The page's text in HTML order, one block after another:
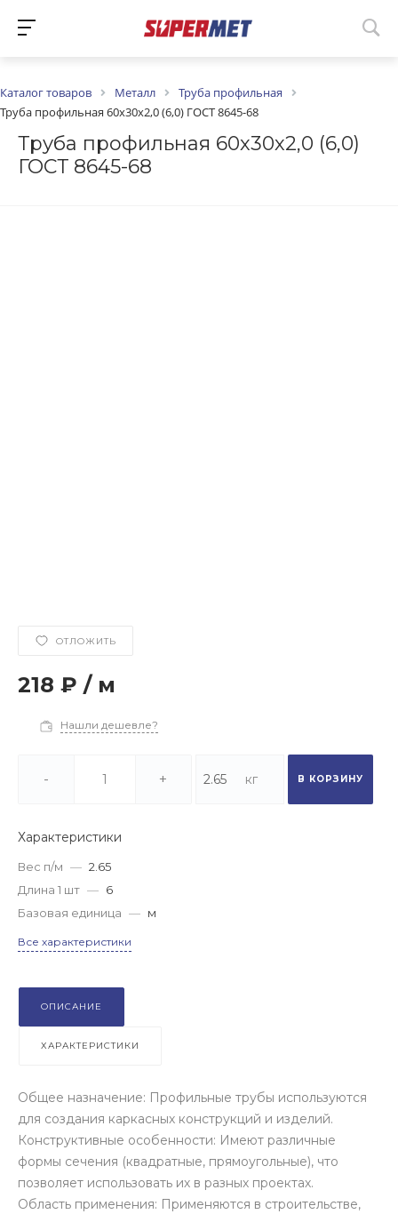
Каталог товаров Металл
Труба профильная
Труба профильная 60х30х2,0 (6,0) ГОСТ 8645-68
Труба профильная 60х30х2,0 (6,0)
ГОСТ 8645-68
ОТЛОЖИТЬ
218 ₽ / м
Нашли дешевле?
- + В КОРЗИНУ
Характеристики
Вес п/м — 2.65
Длина 1 шт — 6
Базовая единица — м
Все характеристики
ОПИСАНИЕ
ХАРАКТЕРИСТИКИ
Общее назначение: Профильные трубы используются
для создания каркасных конструкций и изделий.
Конструктивные особенности: Имеют различные
формы сечения (квадратные, прямоугольные), что
позволяет использовать их в разных проектах.
Область применения: Применяются в строительстве,